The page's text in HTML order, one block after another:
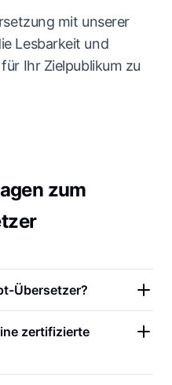
mit unserer
Lesbarkeit und
Ihr Zielpublikum zu
zum
Übersetzer?
zertifizierte